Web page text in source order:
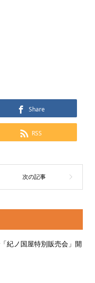
Share
RSS
紀ノ国屋特別販売会」開